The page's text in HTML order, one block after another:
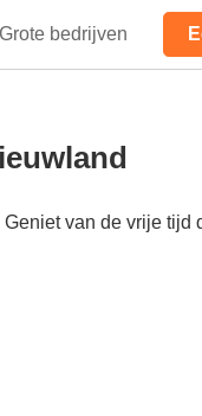
Grote bedrijven
van de vrije tijd